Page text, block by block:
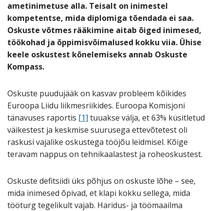
ametinimetuse alla. Teisalt on inimestel
kompetentse, mida diplomiga tõendada ei saa.
Oskuste võtmes rääkimine aitab õiged inimesed,
töökohad ja õppimisvõimalused kokku viia. Ühise
keele oskustest kõnelemiseks annab Oskuste
Kompass.
Oskuste puudujääk on kasvav probleem kõikides
Euroopa Liidu liikmesriikides. Euroopa Komisjoni
tänavuses raportis [1] tuuakse välja, et 63% küsitletud
väikestest ja keskmise suurusega ettevõtetest oli
raskusi vajalike oskustega tööjõu leidmisel. Kõige
teravam nappus on tehnikaalastest ja roheoskustest.
Oskuste defitsiidi üks põhjus on oskuste lõhe – see,
mida inimesed õpivad, et klapi kokku sellega, mida
tööturg tegelikult vajab. Haridus- ja töömaailma